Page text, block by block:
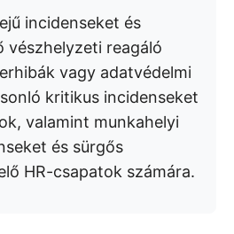
incidenseket és
vészhelyzeti reagáló
vagy adatvédelmi
kritikus incidenseket
valamint munkahelyi
és sürgős
HR-csapatok számára.